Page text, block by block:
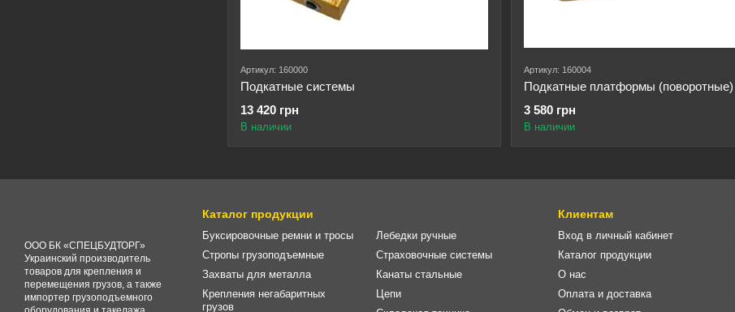
Артикул: 160000
Подкатные системы
13 420 грн
В наличии
Артикул: 160004
Подкатные платформы (поворотные)
3 580 грн
В наличии
ООО БК «СПЕЦБУДТОРГ»
Украинский производитель
товаров для крепления и
перемещения грузов, а также
импортер грузоподъемного
Каталог продукции
Буксировочные ремни и тросы
Стропы грузоподъемные
Захваты для металла
Крепления негабаритных
грузов
Лебедки ручные
Страховочные системы
Канаты стальные
Цепи
Клиентам
Вход в личный кабинет
Каталог продукции
О нас
Оплата и доставка